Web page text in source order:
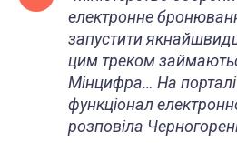
електронне
запустити
цим треком
Мінцифра… На
функціонал
розповіла